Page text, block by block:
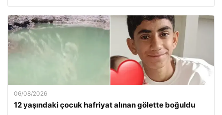
06/08/2026
12 yaşındaki çocuk hafriyat alınan gölette boğuldu